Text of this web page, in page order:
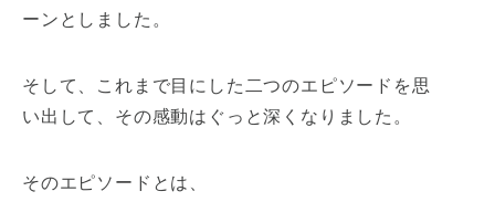
ーンとしました。
そして、これまで目にした二つのエピソードを思
い出して、その感動はぐっと深くなりました。
そのエピソードとは、